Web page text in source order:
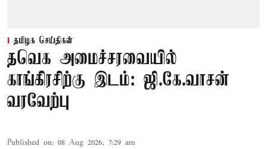
தமிழக செய்திகள்
தவெக அமைச்சரவையில்
காங்கிரசிற்கு இடம்: ஜி.கே.வாசன்
வரவேற்பு
Published on: 08 Aug 2026, 7:29 am